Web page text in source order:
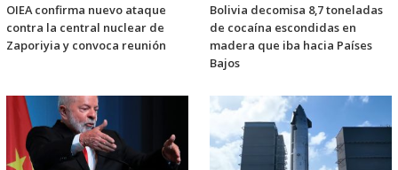
OIEA confirma nuevo ataque
contra la central nuclear de
Zaporiyia y convoca reunión
Bolivia decomisa 8,7 toneladas
de cocaína escondidas en
madera que iba hacia Países
Bajos